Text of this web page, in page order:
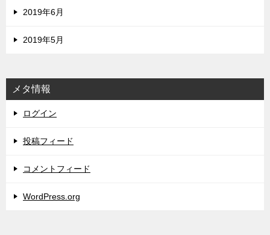
2019年6月
2019年5月
メタ情報
ログイン
投稿フィード
コメントフィード
WordPress.org